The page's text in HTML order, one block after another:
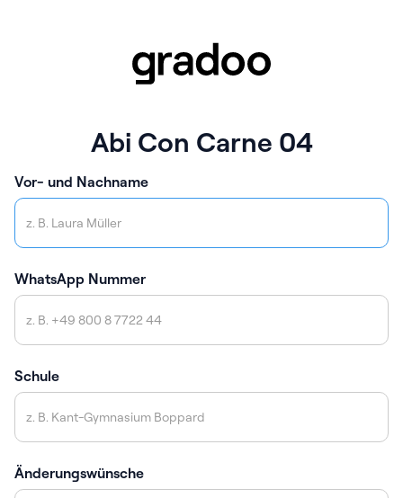
Abi Con Carne 04
Vor- und Nachname
WhatsApp Nummer
Schule
Änderungswünsche